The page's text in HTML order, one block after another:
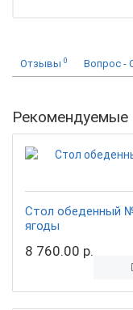
Отзывы 0 Вопрос -
Рекомендуемые
Стол обеденный
ягоды
8 760.00 р.